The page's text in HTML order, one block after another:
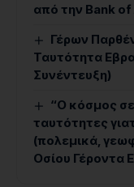
από την Bank
Γέρων
Ταυτότητα
Συνέντευξη)
“Ο κόσμος σε
ταυτότητες
(πολεμικά,
Οσίου Γέροντα